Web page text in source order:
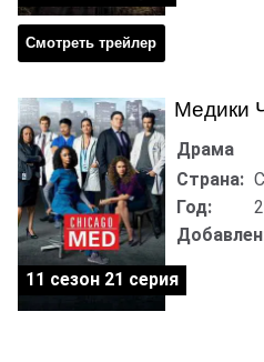
Смотреть трейлер
Медики
Драма
Страна:
Год:
11 сезон 21 серия